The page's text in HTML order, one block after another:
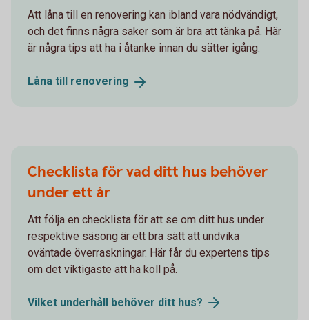
Att låna till en renovering kan ibland vara nödvändigt,
och det finns några saker som är bra att tänka på. Här
är några tips att ha i åtanke innan du sätter igång.
Låna till renovering
Checklista för vad ditt hus behöver
under ett år
Att följa en checklista för att se om ditt hus under
respektive säsong är ett bra sätt att undvika
oväntade överraskningar. Här får du expertens tips
om det viktigaste att ha koll på.
Vilket underhåll behöver ditt hus?